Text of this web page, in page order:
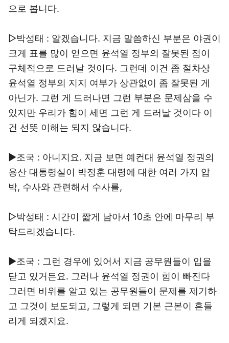
으로 봅니다.
▷박성태 : 알겠습니다. 지금 말씀하신 부분은 야권이
크게 표를 많이 얻으면 윤석열 정부의 잘못된 점이
구체적으로 드러날 것이다. 그런데 이건 좀 절차상
윤석열 정부의 지지 여부가 상관없이 좀 잘못된 게
아닌가. 그런 게 드러나면 그런 부분은 문제삼을 수
있지만 우리가 힘이 세면 그런 게 드러날 것이다 이
건 선뜻 이해는 되지 않습니다.
▶조국 : 아니지요. 지금 보면 예컨대 윤석열 정권의
용산 대통령실이 박정훈 대령에 대한 여러 가지 압
박, 수사와 관련해서 수사를,
▷박성태 : 시간이 짧게 남아서 10초 안에 마무리 부
탁드리겠습니다.
▶조국 : 그런 경우에 있어서 지금 공무원들이 입을
닫고 있거든요. 그러나 윤석열 정권이 힘이 빠진다
그러면 비위를 알고 있는 공무원들이 문제를 제기하
고 그것이 보도되고, 그렇게 되면 기본 근본이 흔들
리게 되겠지요.